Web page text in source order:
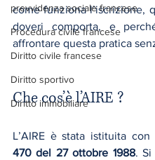
prevvidenza sociale francese
Procedura civile francese
Diritto civile francese
Diritto sportivo
Diritto immobiliare
come funziona l’iscrizione,
doveri comporta, e
affrontare questa pratica
Che cos’è l’AIRE ?
L’AIRE è stata istituita con
470 del 27 ottobre 1988. Si